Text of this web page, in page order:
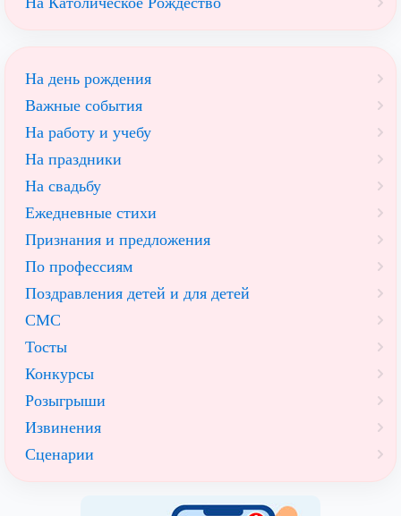
На день рождения
Важные события
На работу и учебу
На праздники
На свадьбу
Ежедневные стихи
Признания и предложения
По профессиям
Поздравления детей и для детей
СМС
Тосты
Конкурсы
Розыгрыши
Извинения
Сценарии